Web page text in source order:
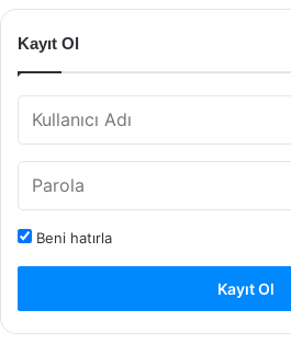
Kayıt Ol
Beni hatırla
Kayıt Ol